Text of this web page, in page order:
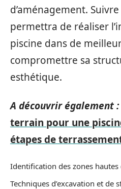
d’aménagement.
permettra de réaliser
piscine dans de
compromettre sa
esthétique.
A découvrir également :
terrain pour une
étapes de
Identification des zones hautes
Techniques d’excavation et de